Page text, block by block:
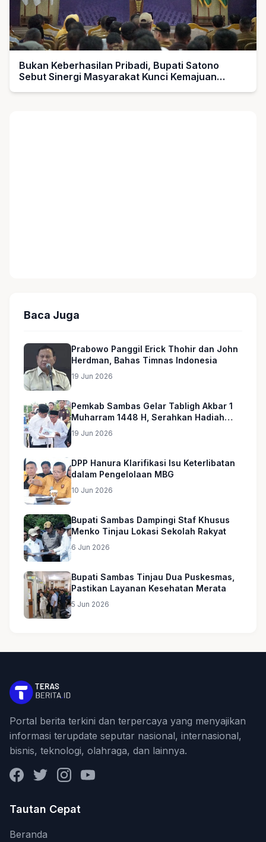
Bukan Keberhasilan Pribadi, Bupati Satono
Sebut Sinergi Masyarakat Kunci Kemajuan
Baca Juga
Prabowo Panggil Erick Thohir dan John
Herdman, Bahas Timnas Indonesia
19 Jun 2026
Pemkab Sambas Gelar Tabligh Akbar 1
Muharram 1448 H, Serahkan Hadiah
Umroh untuk Guru Ngaji dan Imam
19 Jun 2026
DPP Hanura Klarifikasi Isu Keterlibatan
dalam Pengelolaan MBG
10 Jun 2026
Bupati Sambas Dampingi Staf Khusus
Menko Tinjau Lokasi Sekolah Rakyat
6 Jun 2026
Bupati Sambas Tinjau Dua Puskesmas,
Pastikan Layanan Kesehatan Merata
5 Jun 2026
Portal berita terkini dan terpercaya yang menyajikan
informasi terupdate seputar nasional, internasional,
bisnis, teknologi, olahraga, dan lainnya.
FacebookTwitterInstagramYouTube
Tautan Cepat
Beranda